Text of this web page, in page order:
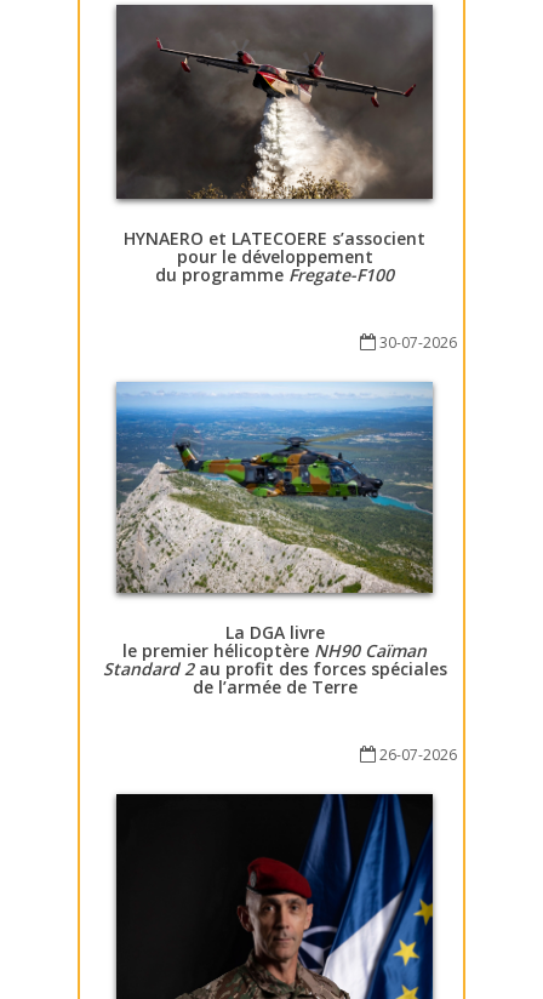
HYNAERO et LATECOERE s’associent
pour le développement
du programme Fregate-F100
30-07-2026
La DGA livre
le premier hélicoptère NH90 Caïman
Standard 2au profit des forces spéciales
de l’armée de Terre
26-07-2026